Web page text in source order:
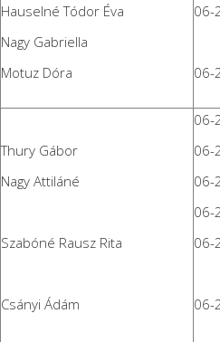
Hauselné Tódor Éva
Nagy Gabriella
Motuz Dóra
06-
06-
Thury Gábor
Nagy Attiláné
Szabóné Rausz Rita
Csányi Ádám
06-
06-
06-
06-
06-
06-